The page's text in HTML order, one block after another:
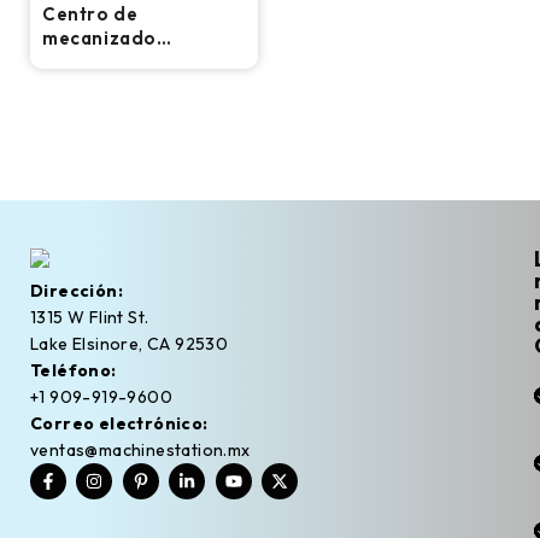
Centro de
mecanizado
Dirección:
1315 W Flint St.
Lake Elsinore, CA 92530
Teléfono:
+1 909-919-9600
Correo electrónico:
ventas@machinestation.mx